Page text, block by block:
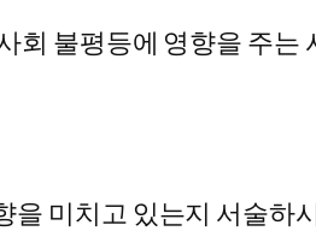
회 불평등에 영향을 주
을 미치고 있는지 서술하